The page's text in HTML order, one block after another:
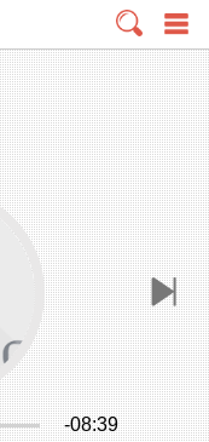
-08:39